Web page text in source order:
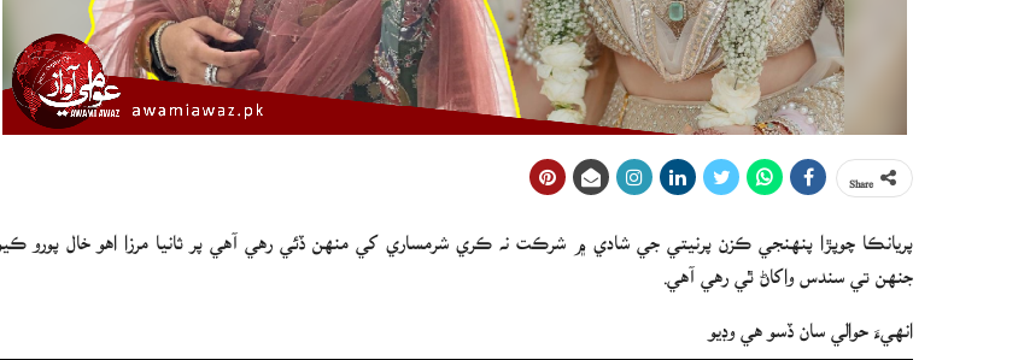
پريانڪا چوپڙا پنهنجي ڪزن پرنيتي جي شادي ۾ شرڪت نه ڪري شرمساري کي منهن ڏئي رهي آهي پر ثانيا مرزا اهو خال پورو ڪيو
جنهن تي سندس واکاڻ ٿي رهي آهي.
انهيءَ حوالي سان ڏسو هي وڊيو